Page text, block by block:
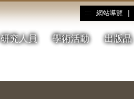
::: 網站導覽
研究人員 學術活動 出版品